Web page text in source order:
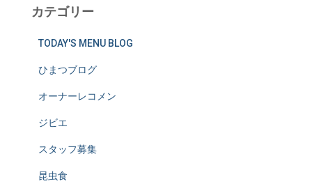
カテゴリー
TODAY'S MENU BLOG
ひまつブログ
オーナーレコメン
ジビエ
スタッフ募集
昆虫食